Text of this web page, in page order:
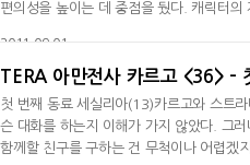
편의성을 높이는 데 중점을 뒀다. 캐릭터의 자동 부활을 돕는 '라이프 시스템'도 추가됐다. 매 스테이지 당 1개의 '라이프'가 생성(누적불가)되어, 플레이 중 '라이
2011-09-01
TERA 아만전사 카르고 <36> -
첫 번째 동료 세실리아(13)카르고와 스트
슨 대화를 하는지 이해가 가지 않았다. 그
함께할 친구를 구하는 건 무척이나 어렵겠